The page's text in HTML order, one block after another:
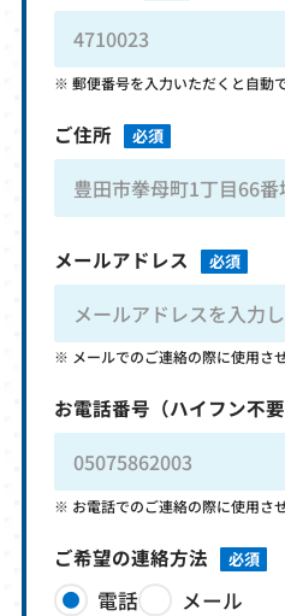
郵便番号を入力いただくと自動
ご住所 必須
メールアドレス 必須
メールでのご連絡の際に使用さ
お電話番号 （ハイフン不要
お電話でのご連絡の際に使用さ
ご希望の連絡方法 必須
電話 メール